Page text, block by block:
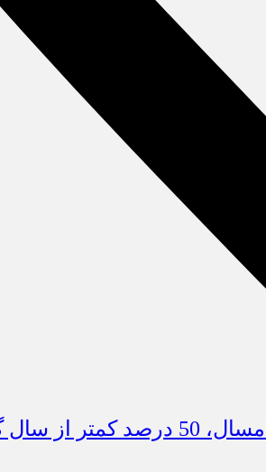
پیش‌بینی تعطیلی بسیاری از گلفروشی‌ها در 1403/